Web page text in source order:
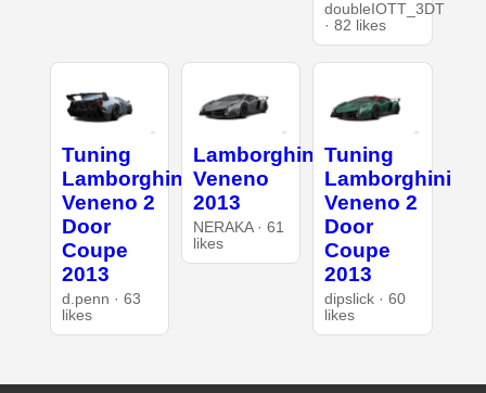
doubleIOTT_3DT
· 82 likes
Tuning
Lamborghini
Veneno 2
Door
Coupe
2013
d.penn · 63
likes
Lamborghini
Veneno
2013
NERAKA · 61
likes
Tuning
Lamborghini
Veneno 2
Door
Coupe
2013
dipslick · 60
likes